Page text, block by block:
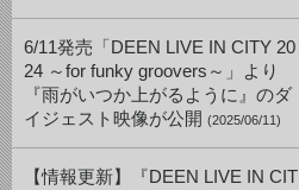
6/11発売「DEEN LIVE IN CITY 20
24 ～for funky groovers～」より
『雨がいつか上がるように』のダ
イジェスト映像が公開 (2025/06/11)
【情報更新】『DEEN LIVE IN CIT